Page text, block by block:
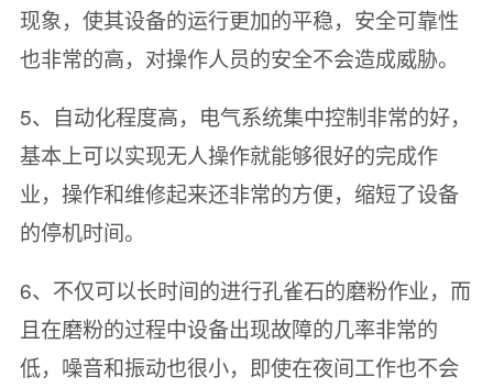
现象，使其设备的运行更加的平稳，安全可靠性
也非常的高，对操作人员的安全不会造成威胁。
5、自动化程度高，电气系统集中控制非常的好，
基本上可以实现无人操作就能够很好的完成作
业，操作和维修起来还非常的方便，缩短了设备
的停机时间。
6、不仅可以长时间的进行孔雀石的磨粉作业，而
且在磨粉的过程中设备出现故障的几率非常的
低，噪音和振动也很小，即使在夜间工作也不会